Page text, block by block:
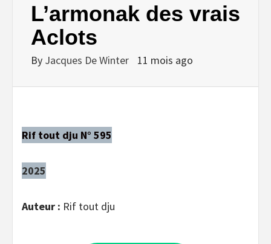
L’armonak des vrais
Aclots
By Jacques De Winter 11 mois ago
Rif tout dju N° 595
2025
Auteur : Rif tout dju